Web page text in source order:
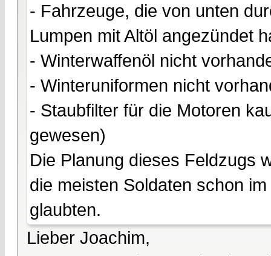
- Fahrzeuge, die von unten
Lumpen mit Altöl angezündet
- Winterwaffenöl nicht
- Winteruniformen nicht
- Staubfilter für die Motoren
gewesen)
Die Planung dieses Feldzugs
die meisten Soldaten schon
glaubten.
Lieber Joachim,